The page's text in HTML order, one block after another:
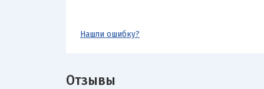
Нашли ошибку?
Отзывы